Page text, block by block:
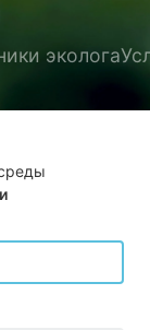
эколога